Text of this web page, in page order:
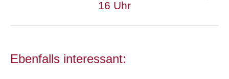
Beitrag:
16 Uhr
Ebenfalls interessant: